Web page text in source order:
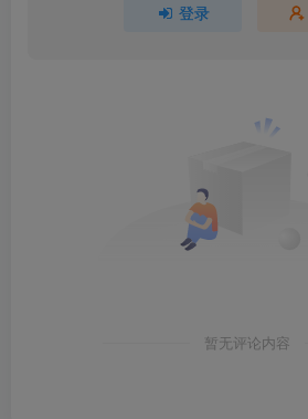
登录
暂无评论内容